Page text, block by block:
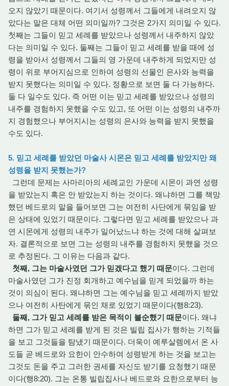
오지 않았기 때문이다. 여기서 성령께서 그들에게 내려오지 않
았다는 말은 대체 어떤 의미일까? 그것은 2가지 의미일 수 있다.
첫째는 그들이 믿고 세례를 받았으나 성령께서 내주하지 않았
다는 의미일 수 있다. 둘째는 그들이 믿고 세례를 받을 때에 성
령을 받아서 성령께서 그들의 영 가운데 내주하게 되었지만 성
령이 위로 부어지심으로 인하여 성령의 선물인 은사와 능력을
받지 못했다는 의미일 수 있다. 정황으로 보면 둘 다 가능하다.
둘 다 일수도 있다. 즉 어떤 이는 믿고 세례를 받았으나 성령의
내주를 경험하지 못했을 수도 있고, 또 어떤 이는 성령의 내주까
지 경험했으나 부어지시는 성령의 은사와 능력을 받지 못했을
수도 있다.
5. 믿고 세례를 받았던 마술사 시몬은 믿고 세례를 받았지만 왜
성령을 받지 못했는가?
그런데 문제는 사마리아의 세례교인 가운데 시몬이 과연 성령
을 받았는지 혹은 안 받았는지 하는 것이다. 왜냐하면 그를 책망
했던 베드로의 말을 들어보면 그는 여전히 사단에게 묶임을 받
은 상태에 있었기 때문이다. 그렇다면 믿고 세례를 받았으나 과
연 시몬에게 성령의 내주가 일어났느냐 하는 것에 대해 살펴보
자. 결론적으로 보면 그는 성령의 내주를 경험하지 못했을 것으
로 추정된다. 그 이유는 다음과 같다.
첫째, 그는 마술사였던 그가 믿겠다고 했기 때문이다. 그런데
마술사였던 그가 진정 회개하고 예수님을 믿게 되었을까 하는
것이 의심이 된다. 왜냐하면 그는 예수님을 믿고 세례까지 받았
으나 여전히 사탄에게 묶인 채로 있었기 때문이다(행8:23).
둘째, 그가 믿고 세례를 받은 목적이 불순했기 때문이다. 왜냐
하면 그가 믿고 세례를 받게 된 것은 빌립 집사가 행하는 기적들
을 보고 그것들을 탐냈기 때문이다. 더욱이 예루살렘에서 온 사
도들 곧 베드로와 요한이 안수하여 성령받게 하는 것을 보고는
그것도 돈을 주고 그러한 권세를 자신도 받기를 요청했기 때문
이다(행8:20). 그는 온통 빌립집사나 베드로와 요한으로부터 능